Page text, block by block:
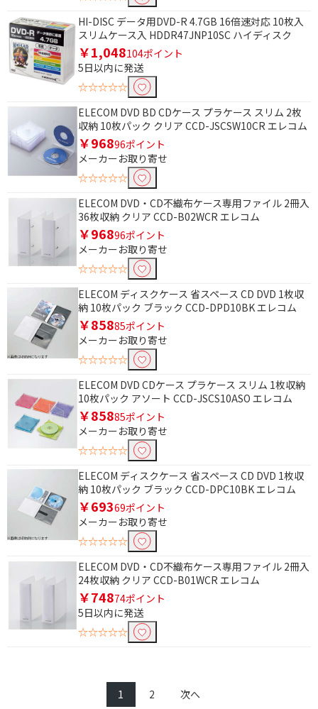
HI-DISC データ用DVD-R 4.7GB 16倍速対応 10枚入
スリムケース入 HDDR47JNP10SC ハイディスク
￥1,048104ポイント
5日以内に発送
☆☆☆☆☆
ELECOM DVD BD CDケース プラケース スリム 2枚
収納 10枚パック クリア CCD-JSCSW10CR エレコム
￥96896ポイント
メーカーお取り寄せ
☆☆☆☆☆
ELECOM DVD・CD不織布ケース専用ファイル 2冊入
36枚収納 クリア CCD-B02WCR エレコム
￥96896ポイント
メーカーお取り寄せ
☆☆☆☆☆
ELECOM ディスクケース 省スペース CD DVD 1枚収
納 10枚パック ブラック CCD-DPD10BK エレコム
￥85885ポイント
メーカーお取り寄せ
☆☆☆☆☆
ELECOM DVD CDケース プラケース スリム 1枚収納
10枚パック アソート CCD-JSCS10ASO エレコム
￥85885ポイント
メーカーお取り寄せ
☆☆☆☆☆
ELECOM ディスクケース 省スペース CD DVD 1枚収
納 10枚パック ブラック CCD-DPC10BK エレコム
￥69369ポイント
メーカーお取り寄せ
☆☆☆☆☆
ELECOM DVD・CD不織布ケース専用ファイル 2冊入
24枚収納 クリア CCD-B01WCR エレコム
￥74874ポイント
5日以内に発送
☆☆☆☆☆
1 2 次へ